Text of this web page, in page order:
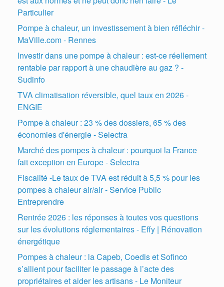
Particulier
Pompe à chaleur, un investissement à bien réfléchir -
MaVille.com - Rennes
Investir dans une pompe à chaleur : est-ce réellement
rentable par rapport à une chaudière au gaz ? -
Sudinfo
TVA climatisation réversible, quel taux en 2026 -
ENGIE
Pompe à chaleur : 23 % des dossiers, 65 % des
économies d'énergie - Selectra
Marché des pompes à chaleur : pourquoi la France
fait exception en Europe - Selectra
Fiscalité -Le taux de TVA est réduit à 5,5 % pour les
pompes à chaleur air/air - Service Public
Entreprendre
Rentrée 2026 : les réponses à toutes vos questions
sur les évolutions réglementaires - Effy | Rénovation
énergétique
Pompes à chaleur : la Capeb, Coedis et Sofinco
s’allient pour faciliter le passage à l’acte des
propriétaires et aider les artisans - Le Moniteur